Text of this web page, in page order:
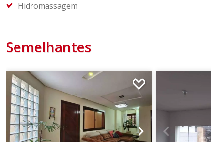
Hidromassagem
Semelhantes